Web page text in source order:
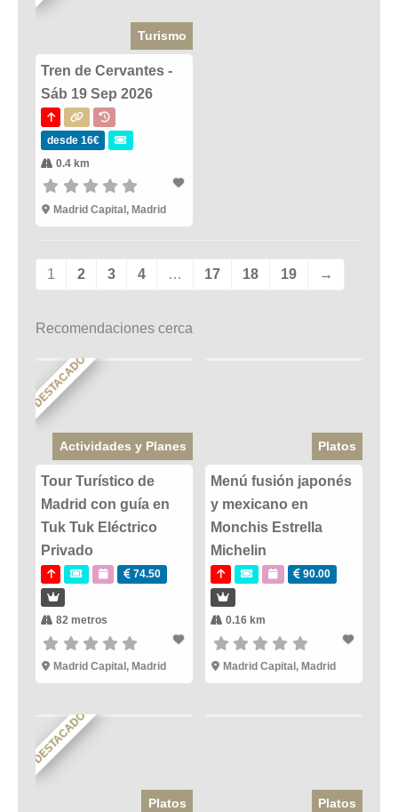
Turismo
Tren de Cervantes -
Sáb 19 Sep 2026
desde 16€
0.4 km
Madrid Capital, Madrid
1 2 3 4 … 17 18 19 →
Recomendaciones cerca
DESTACADO
Actividades y Planes
Tour Turístico de
Madrid con guía en
Tuk Tuk Eléctrico
Privado
74.50
82 metros
Madrid Capital , Madrid
Platos
Menú fusión japonés
y mexicano en
Monchis Estrella
Michelin
90.00
0.16 km
Madrid Capital , Madrid
DESTACADO
Platos Platos